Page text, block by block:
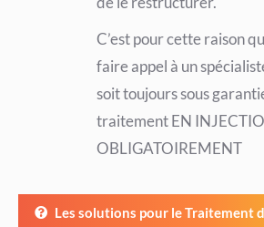
C’est pour cette raison
faire appel à un
soit toujours sous
traitement EN
OBLIGATOIREMENT
Les solutions pour le Traitement